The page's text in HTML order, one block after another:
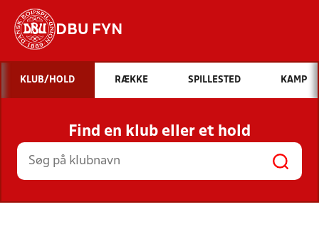
DBU FYN
Hvad vil du søge efter?
INDHOLD OG NYHEDER
STILLINGER, RESULTATER, KLUBBER OG
HOLD
KLUB/HOLD RÆKKE SPILLESTED KAMP
Find en klub eller et hold